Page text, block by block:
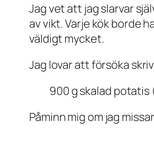
Jag vet att jag slarvar
av vikt. Varje kök borde
väldigt mycket.
Jag lovar att försöka
900 g skalad
Påminn mig om jag